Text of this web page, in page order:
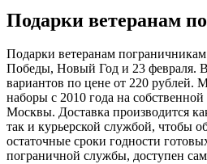
Подарки ветеранам
Подарки ветеранам
Победы, Новый Год и 23 февраля.
вариантов по цене от 220 рублей.
наборы с 2010 года на
Москвы. Доставка производится
так и курьерской службой, чтобы
остаточные сроки годности
пограничной службы, доступен